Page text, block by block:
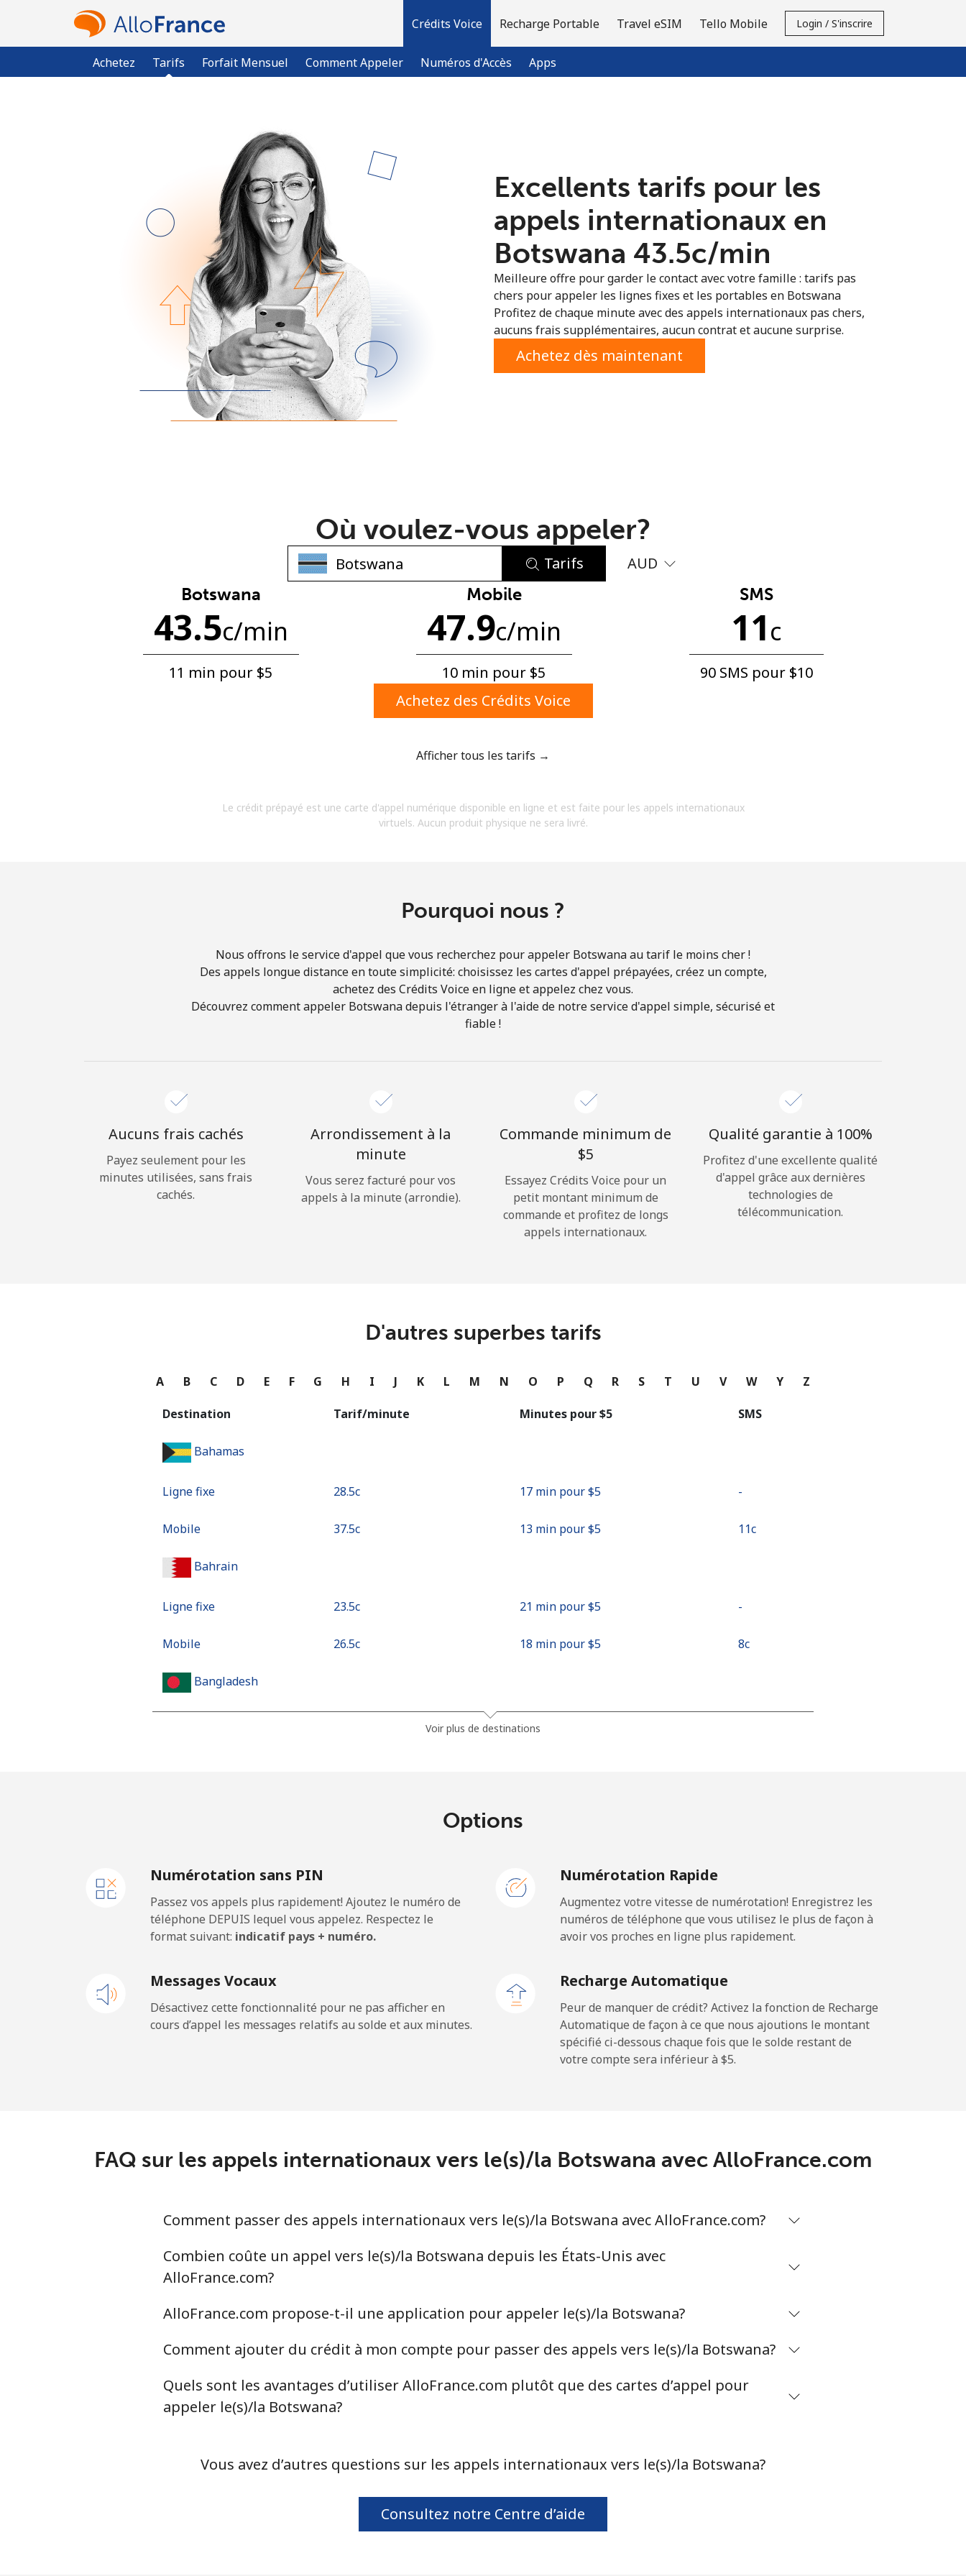
Crédits Voice
Achetez Tarifs Forfait Mensuel Comment Appeler Numéros d'Accès Apps
Recharge Portable Travel eSIM Tello Mobile Login / S'inscrire
Vous avez déjà un compte?Connectez-vous →
S'enregistrer avec
Aucun mot de passe créé
8 caractères minimum
Une lettre majuscule et une lettre minuscule
Un caractère spécial
offres.
S'inscrire
Bonjour!
Rappel du mot de passe →
Continue avec
Excellents tarifs pour les
appels internationaux en
Botswana ⁦43.5c⁩/min
Meilleure offre pour garder le contact avec votre famille : tarifs pas
chers pour appeler les lignes fixes et les portables en Botswana
Profitez de chaque minute avec des appels internationaux pas chers,
aucuns frais supplémentaires, aucun contrat et aucune surprise.
Achetez dès maintenant
Où voulez-vous appeler?
Tarifs AUD
Botswana
43.5c/min
11 min pour ⁦$5⁩
Mobile
47.9c/min
10 min pour ⁦$5⁩
SMS
11c
90 SMS pour ⁦$10⁩
Achetez des Crédits Voice
Afficher tous les tarifs →
Le crédit prépayé est une carte d'appel numérique disponible en ligne et est faite pour les appels internationaux
virtuels. Aucun produit physique ne sera livré.
Pourquoi nous ?
Nous offrons le service d'appel que vous recherchez pour appeler Botswana au tarif le moins cher !
Des appels longue distance en toute simplicité: choisissez les cartes d'appel prépayées, créez un compte,
achetez des Crédits Voice en ligne et appelez chez vous.
Découvrez comment appeler Botswana depuis l'étranger à l'aide de notre service d'appel simple, sécurisé et
fiable !
Aucuns frais cachés
Payez seulement pour les
minutes utilisées, sans frais
cachés.
Arrondissement à la
minute
Vous serez facturé pour vos
appels à la minute (arrondie).
Commande minimum de
⁦$5⁩
Essayez Crédits Voice pour un
petit montant minimum de
commande et profitez de longs
appels internationaux.
Qualité garantie à 100%
Profitez d'une excellente qualité
d'appel grâce aux dernières
technologies de
télécommunication.
D'autres superbes tarifs
A B C D E F G H I J K L M N O P Q R S T U V W Y Z
Destination Tarif/minute Minutes pour ⁦$5⁩ SMS
Bahamas
Ligne fixe ⁦28.5c⁩ 17 min pour ⁦$5⁩ -
Mobile ⁦37.5c⁩ 13 min pour ⁦$5⁩ ⁦11c⁩
Bahrain
Ligne fixe ⁦23.5c⁩ 21 min pour ⁦$5⁩ -
Mobile ⁦26.5c⁩ 18 min pour ⁦$5⁩ ⁦8c⁩
Bangladesh
111 min pour ⁦$5⁩
Mobile 11 min pour ⁦$5⁩
Belarus
Mobile 7 min pour ⁦$5⁩
Belgium
128 min pour ⁦$5⁩
Mobile ⁦43.9c⁩ 11 min pour ⁦$5⁩ ⁦22c⁩
Benin
Ligne fixe ⁦4.5c⁩
Voir plus de destinations
Options
Numérotation sans PIN
Passez vos appels plus rapidement! Ajoutez le numéro de
téléphone DEPUIS lequel vous appelez. Respectez le
format suivant: indicatif pays + numéro.
Numérotation Rapide
Augmentez votre vitesse de numérotation! Enregistrez les
numéros de téléphone que vous utilisez le plus de façon à
avoir vos proches en ligne plus rapidement.
Messages Vocaux
Désactivez cette fonctionnalité pour ne pas afficher en
cours d’appel les messages relatifs au solde et aux minutes.
Recharge Automatique
Peur de manquer de crédit? Activez la fonction de Recharge
Automatique de façon à ce que nous ajoutions le montant
spécifié ci-dessous chaque fois que le solde restant de
votre compte sera inférieur à ⁦$5⁩.
FAQ sur les appels internationaux vers le(s)/la Botswana avec AlloFrance.com
Comment passer des appels internationaux vers le(s)/la Botswana avec AlloFrance.com?
Combien coûte un appel vers le(s)/la Botswana depuis les États-Unis avec
AlloFrance.com?
AlloFrance.com propose-t-il une application pour appeler le(s)/la Botswana?
Comment ajouter du crédit à mon compte pour passer des appels vers le(s)/la Botswana?
Quels sont les avantages d’utiliser AlloFrance.com plutôt que des cartes d’appel pour
appeler le(s)/la Botswana?
Vous avez d’autres questions sur les appels internationaux vers le(s)/la Botswana?
Consultez notre Centre d’aide